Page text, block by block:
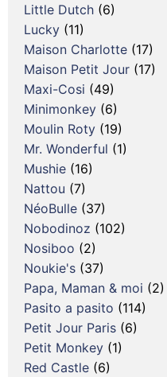
Little Dutch (6)
Lucky (11)
Maison Charlotte (17)
Maison Petit Jour (17)
Maxi-Cosi (49)
Minimonkey (6)
Moulin Roty (19)
Mr. Wonderful (1)
Mushie (16)
Nattou (7)
NéoBulle (37)
Nobodinoz (102)
Nosiboo (2)
Noukie's (37)
Papa, Maman & moi (2)
Pasito a pasito (114)
Petit Jour Paris (6)
Petit Monkey (1)
Red Castle (6)